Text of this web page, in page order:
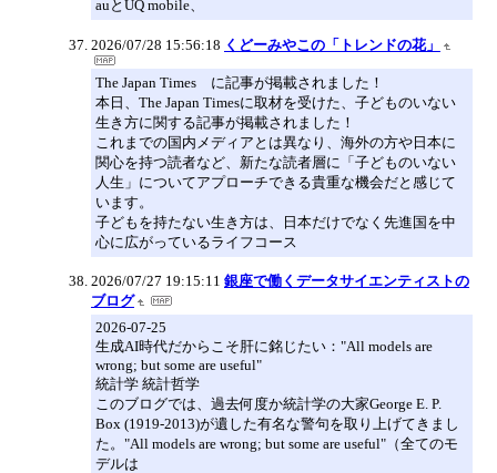
auとUQ mobile、
2026/07/28 15:56:18 くどーみやこの「トレンドの花」
The Japan Times に記事が掲載されました！
本日、The Japan Timesに取材を受けた、子どものいない
生き方に関する記事が掲載されました！
これまでの国内メディアとは異なり、海外の方や日本に
関心を持つ読者など、新たな読者層に「子どものいない
人生」についてアプローチできる貴重な機会だと感じて
います。
子どもを持たない生き方は、日本だけでなく先進国を中
心に広がっているライフコース
2026/07/27 19:15:11 銀座で働くデータサイエンティストの
ブログ
2026-07-25
生成AI時代だからこそ肝に銘じたい："All models are
wrong; but some are useful"
統計学 統計哲学
このブログでは、過去何度か統計学の大家George E. P.
Box (1919-2013)が遺した有名な警句を取り上げてきまし
た。"All models are wrong; but some are useful"（全てのモ
デルは